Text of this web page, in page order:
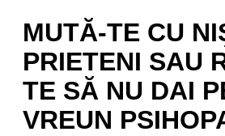
MUTĂ-TE CU
PRIETENI SAU
TE SĂ NU DAI
VREUN